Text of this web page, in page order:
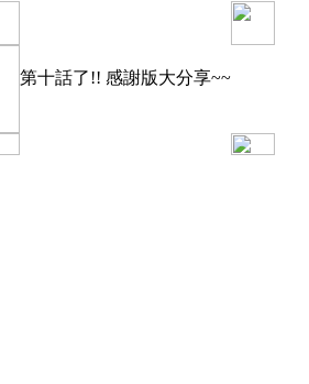
第十話了!! 感謝版大分享~~